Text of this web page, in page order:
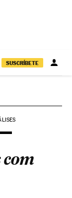
SUSCRÍBETE
com